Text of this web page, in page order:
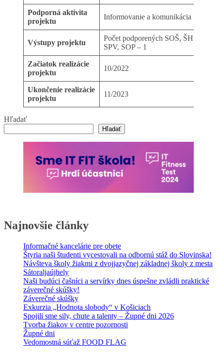
Podporná aktivita
projektu
Informovanie a komunikácia
Výstupy projektu
Počet podporených SOŠ, ŠH,
SPV, SOP – 1
Začiatok realizácie
projektu
10/2022
Ukončenie realizácie
projektu
11/2023
Hľadať
Hľadať
Najnovšie články
Informačné kancelárie pre obete
Štyria naši študenti vycestovali na odbornú stáž do Slovinska!
Návšteva školy žiakmi z dvojjazyčnej základnej školy z mesta
Sátoraljaújhely
Naši budúci čašníci a servírky dnes úspešne zvládli praktické
záverečné skúšky!
Záverečné skúšky
Exkurzia „Hodnota slobody“ v Košiciach
Spojili sme sily, chute a talenty – Župné dni 2026
Tvorba žiakov v centre pozornosti
Župné dni
Vedomostná súťaž FOOD FLAG